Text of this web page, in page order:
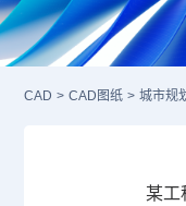
CAD > CAD图纸 > 城市规
某工